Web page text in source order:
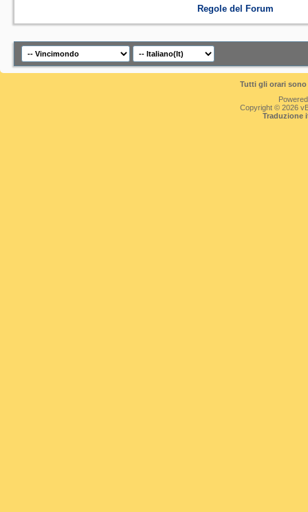
Regole del Forum
Tutti gli orari
Copyright © 2026
Traduzione